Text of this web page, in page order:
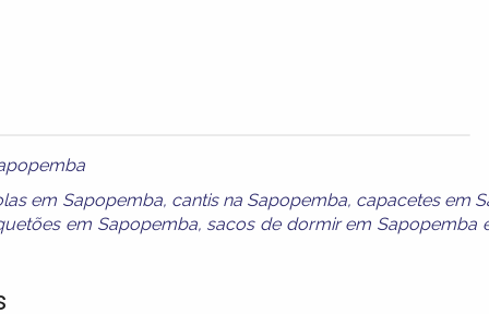
em Sapopemba, cantis na Sapopemba, capacetes em
em Sapopemba, sacos de dormir em Sapopemba